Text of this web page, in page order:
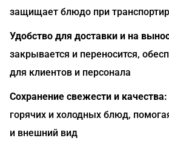
защищает блюдо при
Удобство для доставки и на
закрывается и переносится,
для клиентов и персонала
Сохранение свежести и качества:
горячих и холодных блюд,
и внешний вид